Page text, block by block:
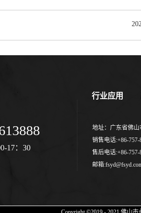
17：30
行业应用
地址：广东省佛
销售电话:+86-757-
售后电话:+86-757-
邮箱